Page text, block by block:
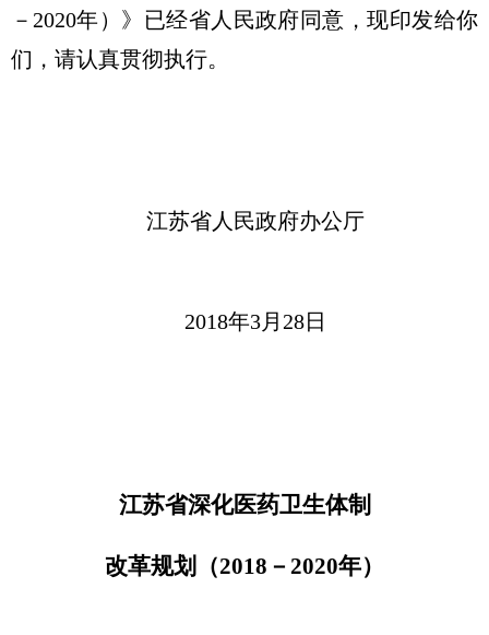
－2020年）》已经省人民政府同意，现印发给你
们，请认真贯彻执行。
江苏省人民政府办公厅
2018年3月28日
江苏省深化医药卫生体制
改革规划（2018－2020年）